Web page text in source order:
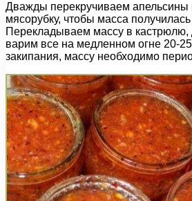
Дважды перекручиваем апельсины
мясорубку, чтобы масса
Перекладываем массу в кастрюлю,
варим все на медленном огне 20-
закипания, массу необходимо